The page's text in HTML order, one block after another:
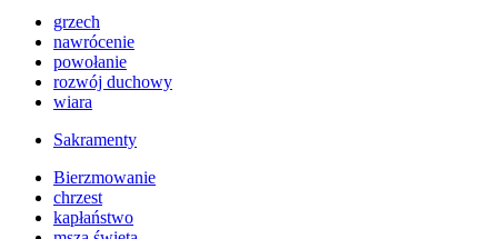
grzech
nawrócenie
powołanie
rozwój duchowy
wiara
Sakramenty
Bierzmowanie
chrzest
kapłaństwo